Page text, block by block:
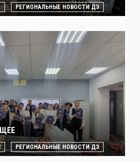
РЕГИОНАЛЬНЫЕ НОВОСТИ ДЭ
РЕГИОНАЛЬНЫЕ НОВОСТИ ДЭ